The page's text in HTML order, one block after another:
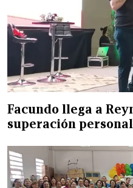
Facundo llega a
superación personal